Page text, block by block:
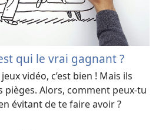
qui le vrai gagnant ?
vidéo, c’est bien ! Mais ils
pièges. Alors, comment peux-​tu
évitant de te faire avoir ?